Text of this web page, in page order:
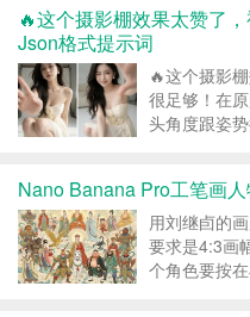
视中后退，
展...
🔥这个摄影棚效果太赞了
Json格式提示词
🔥这个摄影
很足够！在
头角度跟姿
选一...
Nano Banana Pro工笔画
用刘继卣的
要求是4:3画
个角色要按